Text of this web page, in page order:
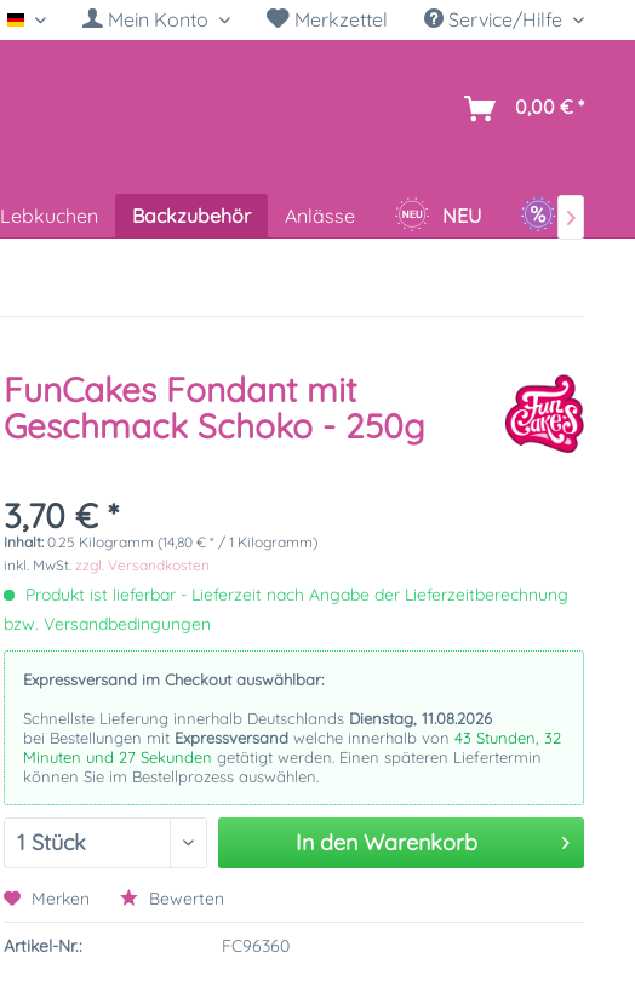
Deutsch Mein Konto Merkzettel Service/Hilfe
0,00 € *
Lebkuchen Backzubehör Anlässe NEU SALE

FunCakes Fondant mit
Geschmack Schoko - 250g
3,70 € *
Inhalt:0.25 Kilogramm (14,80 € * / 1 Kilogramm)
inkl. MwSt.zzgl. Versandkosten
Produkt ist lieferbar - Lieferzeit nach Angabe der Lieferzeitberechnung
bzw. Versandbedingungen
Expressversand im Checkout auswählbar:
Schnellste Lieferung innerhalb Deutschlands Dienstag, 11.08.2026
bei Bestellungen mit Expressversand welche innerhalb von43 Stunden, 32
Minuten und 26 Sekunden getätigt werden. Einen späteren Liefertermin
können Sie im Bestellprozess auswählen.
In den Warenkorb
Merken Bewerten
Artikel-Nr.: FC96360